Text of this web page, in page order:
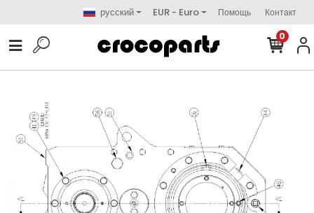
русский EUR - Euro Помощь Контакт
0